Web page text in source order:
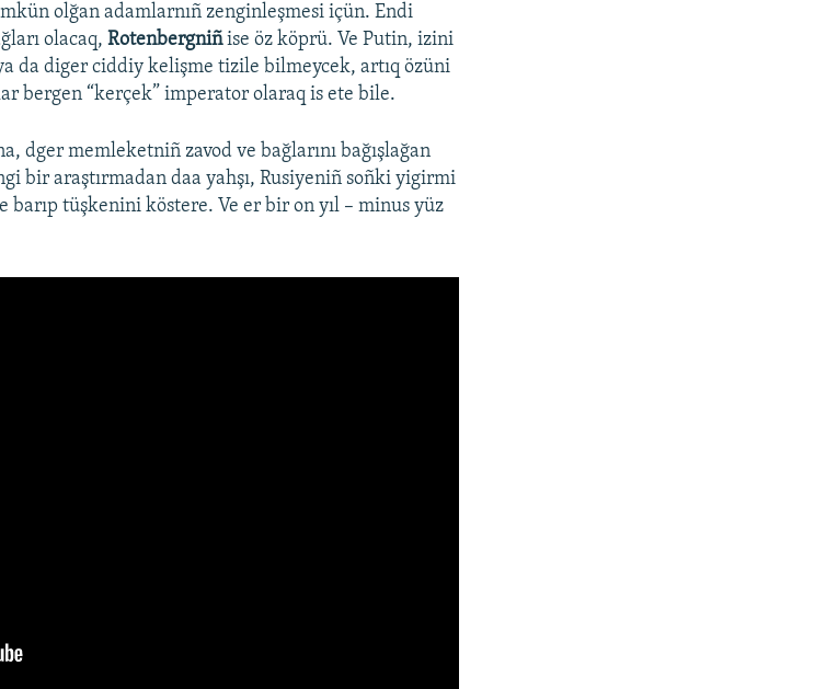
olğan adamlarnıñ zenginleşmesi içün. Endi
olacaq,Rotenbergniñise öz köprü. Ve Putin, izini
da diger ciddiy kelişme tizile bilmeycek, artıq özüni
bergen “kerçek” imperator olaraq is ete bile.
dger memleketniñ zavod ve bağlarını bağışlağan
bir araştırmadan daa yahşı, Rusiyeniñ soñki yigirmi
barıp tüşkenini köstere. Ve er bir on yıl – minus yüz